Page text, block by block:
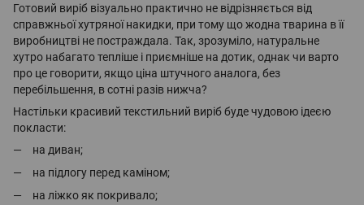
Готовий виріб візуально практично не відрізняється від
справжньої хутряної накидки, при тому що жодна тварина в її
виробництві не постраждала. Так, зрозуміло, натуральне
хутро набагато тепліше і приємніше на дотик, однак чи варто
про це говорити, якщо ціна штучного аналога, без
перебільшення, в сотні разів нижча?
Настільки красивий текстильний виріб буде чудовою ідеєю
покласти:
на диван;
на підлогу перед каміном;
на ліжко як покривало;